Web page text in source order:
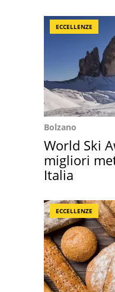
ECCELLENZE
Bolzano
World Ski
migliori
Italia
ECCELLENZE